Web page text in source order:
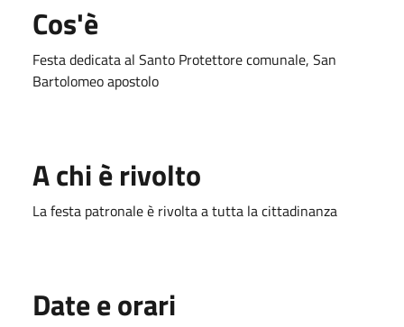
Cos'è
Festa dedicata al Santo Protettore comunale, San
Bartolomeo apostolo
A chi è rivolto
La festa patronale è rivolta a tutta la cittadinanza
Date e orari